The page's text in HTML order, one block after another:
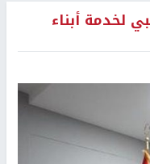
لخدمة أبناء